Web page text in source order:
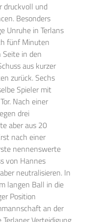
druckvoll und
Besonders
Unruhe in Terlans
fünf Minuten
in den
aus kurzer
zurück. Sechs
Spieler mit
Nach einer
drei
aber aus 20
nach einer
nennenswerte
von Hannes
neutralisieren. In
langen Ball in die
Position
an der